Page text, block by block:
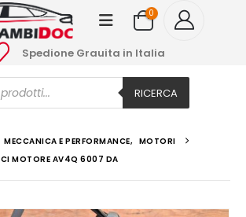
0
Spedione Grauita in Italia
RICERCA
MECCANICA E PERFORMANCE, MOTORI
MOTORE AV4Q 6007 DA